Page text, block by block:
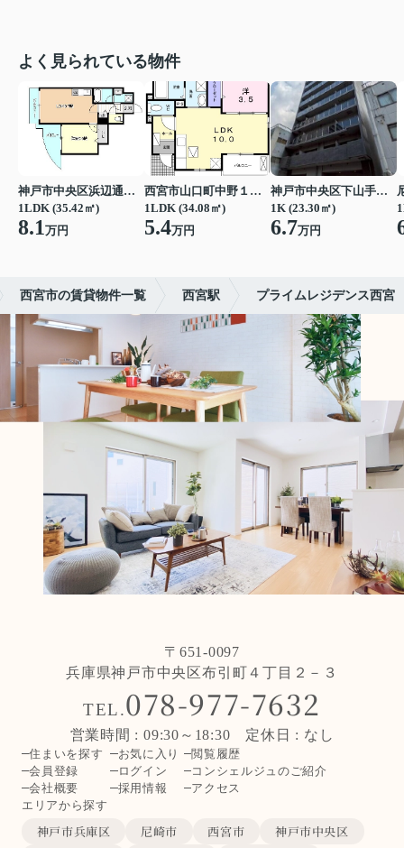
よく見られている物件
神戸市中央区浜辺通３丁目
1LDK (35.42㎡)
8.1万円
西宮市山口町中野１丁目
1LDK (34.08㎡)
5.4万円
神戸市中央区下山手通７丁目
1K (23.30㎡)
6.7万円
西宮市の賃貸物件一覧 西宮駅 プライムレジデンス西宮
〒651-0097
兵庫県神戸市中央区布引町４丁目２－３
TEL.078-977-7632
営業時間 : 09:30～18:30 定休日 : なし
住まいを探す お気に入り
閲覧履歴
会員登録
ログイン
コンシェルジュのご紹介
会社概要
採用情報
アクセス
エリアから探す
神戸市兵庫区 尼崎市 西宮市
神戸市中央区